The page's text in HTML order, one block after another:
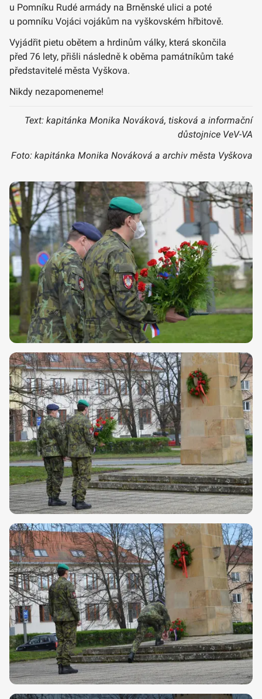
u Pomníku Rudé armády na Brněnské ulici a poté
u pomníku Vojáci vojákům na vyškovském hřbitově.
Vyjádřit pietu obětem a hrdinům války, která skončila
před 76 lety, přišli následně k oběma památníkům také
představitelé města Vyškova.
Nikdy nezapomeneme!
Text: kapitánka Monika Nováková, tisková a informační
důstojnice VeV-VA
Foto: kapitánka Monika Nováková a archiv města Vyškova